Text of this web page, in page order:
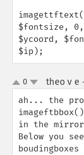
$fontsize, 0,
$ycoord,
$ip);
up
down
0 theo v e
ah... the
in the
Below you